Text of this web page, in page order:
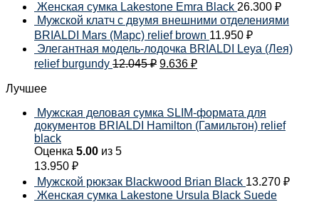
Женская сумка Lakestone Emra Black 26.300 ₽
Мужской клатч с двумя внешними отделениями
BRIALDI Mars (Марс) relief brown 11.950 ₽
Элегантная модель-лодочка BRIALDI Leya (Лея)
relief burgundy 12.045₽ 9.636 ₽
Лучшее
Мужская деловая сумка SLIM-формата для
документов BRIALDI Hamilton (Гамильтон) relief
black
Оценка 5.00 из 5
13.950 ₽
Мужской рюкзак Blackwood Brian Black 13.270 ₽
Женская сумка Lakestone Ursula Black Suede